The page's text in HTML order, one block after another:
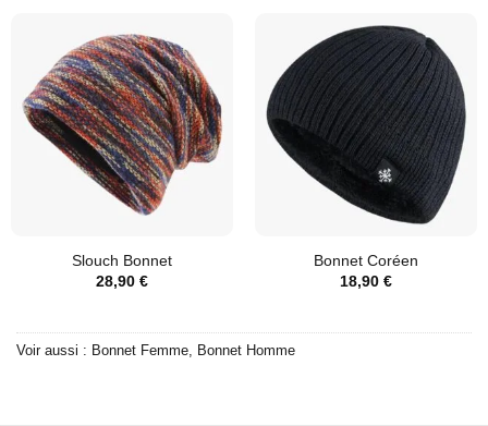
Slouch Bonnet
28,90 €
Bonnet Coréen
18,90 €
Voir aussi : Bonnet Femme, Bonnet Homme